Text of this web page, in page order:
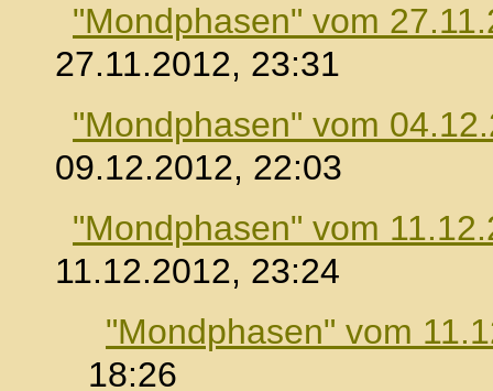
"Mondphasen" vom
27.11.2012, 23:31
"Mondphasen" vom
09.12.2012, 22:03
"Mondphasen" vom
11.12.2012, 23:24
"Mondphasen" vom
18:26